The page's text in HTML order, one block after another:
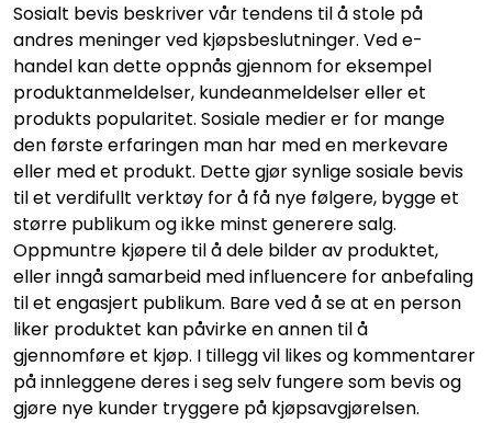
Sosialt bevis beskriver vår tendens til å stole på
andres meninger ved kjøpsbeslutninger. Ved e-
handel kan dette oppnås gjennom for eksempel
produktanmeldelser, kundeanmeldelser eller et
produkts popularitet. Sosiale medier er for mange
den første erfaringen man har med en merkevare
eller med et produkt. Dette gjør synlige sosiale bevis
til et verdifullt verktøy for å få nye følgere, bygge et
større publikum og ikke minst generere salg.
Oppmuntre kjøpere til å dele bilder av produktet,
eller inngå samarbeid med influencere for anbefaling
til et engasjert publikum. Bare ved å se at en person
liker produktet kan påvirke en annen til å
gjennomføre et kjøp. I tillegg vil likes og kommentarer
på innleggene deres i seg selv fungere som bevis og
gjøre nye kunder tryggere på kjøpsavgjørelsen.